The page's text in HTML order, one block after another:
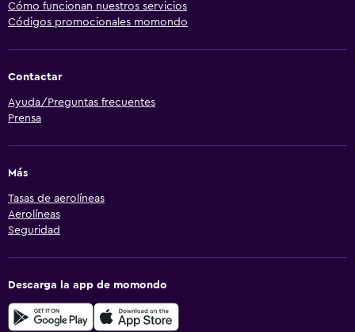
Cómo funcionan nuestros servicios
Códigos promocionales momondo
Contactar
Ayuda/Preguntas frecuentes
Prensa
Más
Tasas de aerolíneas
Aerolíneas
Seguridad
Descarga la app de momondo